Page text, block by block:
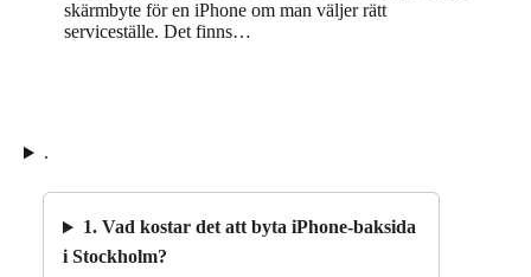
skärmbyte för en iPhone om man väljer rätt
serviceställe. Det finns…
.
1. Vad kostar det att byta iPhone-baksida
i Stockholm?